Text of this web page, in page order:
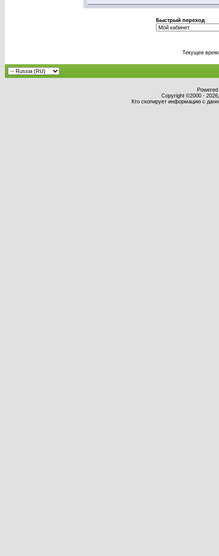
Быстрый переход
Текущее
Copyright ©2000 -
Кто скопирует информацию с